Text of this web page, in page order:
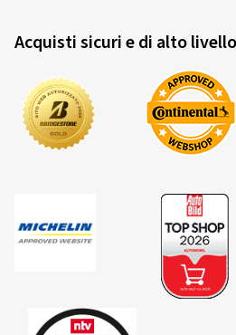
Acquisti sicuri e di alto livello